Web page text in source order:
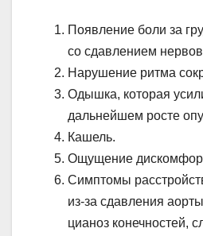
Появление боли за
со сдавлением
Нарушение ритма
Одышка, которая
дальнейшем росте
Кашель.
Ощущение
Симптомы
из-за сдавления
цианоз конечностей,